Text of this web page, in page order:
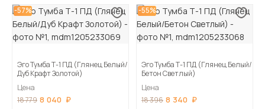
-57%
Эго Тумба Т-1 ПД (Глянец Белый/
Дуб Крафт Золотой)
Цена
18 779 8 040
-55%
Эго Тумба Т-1 ПД (Глянец Белый/
Бетон Светлый)
Цена
18 396 8 340